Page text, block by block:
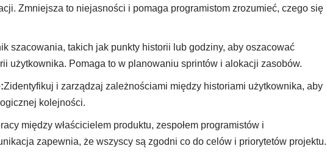
Zmniejsza to niejasności i pomaga programistom zrozumieć, czego się
szacowania, takich jak punkty historii lub godziny, aby oszacować
użytkownika. Pomaga to w planowaniu sprintów i alokacji zasobów.
Zidentyfikuj i zarządzaj zależnościami między historiami użytkownika, aby
kolejności.
między właścicielem produktu, zespołem programistów i
zapewnia, że wszyscy są zgodni co do celów i priorytetów projektu.